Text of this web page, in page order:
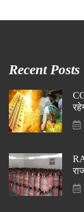
Recent Posts